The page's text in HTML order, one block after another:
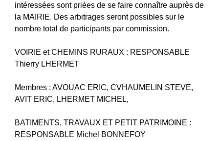
intéressées sont priées de se faire connaître auprès de
la MAIRIE. Des arbitrages seront possibles sur le
nombre total de participants par commission.
VOIRIE et CHEMINS RURAUX : RESPONSABLE
Thierry LHERMET
Membres : AVOUAC ERIC, CVHAUMELIN STEVE,
AVIT ERIC, LHERMET MICHEL,
BATIMENTS, TRAVAUX ET PETIT PATRIMOINE :
RESPONSABLE Michel BONNEFOY